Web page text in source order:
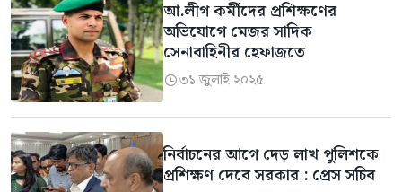
আ.লীগ কর্মীদের প্রশিক্ষণের
অভিযোগে মেজর সাদিক
সেনাবাহিনীর হেফাজতে
৩১ জুলাই ২০২৫
নির্বাচনের আগে দেড় লাখ পুলিশকে
প্রশিক্ষণ দেবে সরকার : প্রেস সচিব